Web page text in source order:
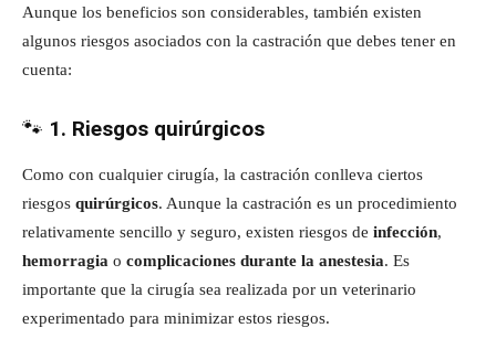
Aunque los beneficios son considerables, también existen
algunos riesgos asociados con la castración que debes tener en
cuenta:
🐾 1. Riesgos quirúrgicos
Como con cualquier cirugía, la castración conlleva ciertos
riesgos quirúrgicos. Aunque la castración es un procedimiento
relativamente sencillo y seguro, existen riesgos de infección,
hemorragia o complicaciones durante la anestesia. Es
importante que la cirugía sea realizada por un veterinario
experimentado para minimizar estos riesgos.